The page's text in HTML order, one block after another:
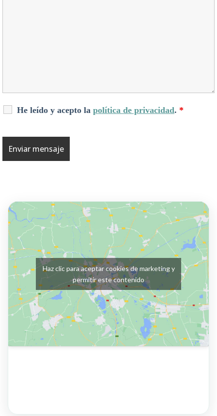
He leído y acepto la política de privacidad. *
Haz clic para aceptar cookies de marketing y
permitir este contenido